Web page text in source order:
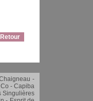
Retour
-
Capiba
Singulières